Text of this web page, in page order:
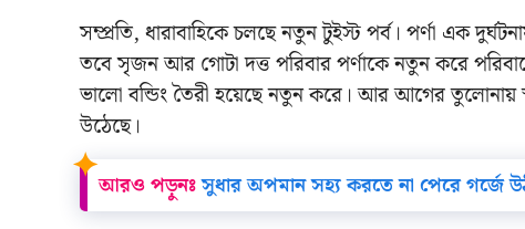
সম্প্রতি, ধারাবাহিকে চলছে নতুন টুইস্ট পর্ব। পর্ণা এক
তবে সৃজন আর গোটা দত্ত পরিবার পর্ণাকে নতুন করে
ভালো বন্ডিং তৈরী হয়েছে নতুন করে। আর আগের তুলোনায়
উঠেছে।
আরও পড়ুনঃসুধার অপমান সহ্য করতে না পেরে গর্জে